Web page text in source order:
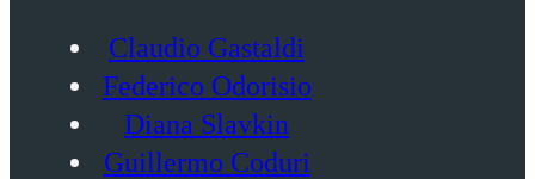
Claudio Gastaldi
Federico Odorisio
Diana Slavkin
Guillermo Coduri